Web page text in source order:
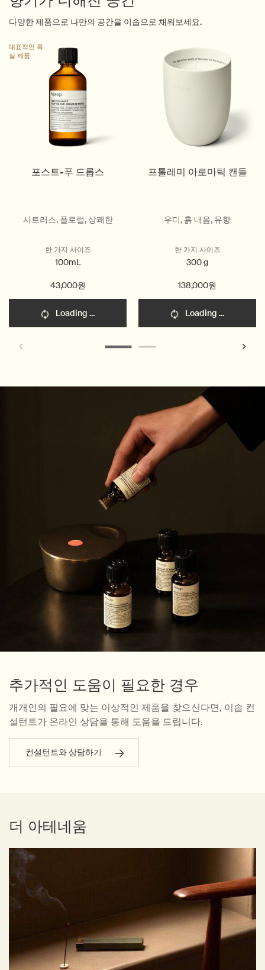
다양한 제품으로 나만의 공간을 이솝으로 채워보세요.
대표적인 욕
실 제품
포스트-푸 드롭스
시트러스, 플로럴, 상쾌한
한 가지 사이즈
100mL
43,000원
Loading ...
프톨레미 아로마틱 캔들
우디, 흙 내음, 유향
한 가지 사이즈
300 g
138,000원
Loading ...
추가적인 도움이 필요한 경우
개개인의 필요에 맞는 이상적인 제품을 찾으신다면, 이솝 컨
설턴트가 온라인 상담을 통해 도움을 드립니다.
컨설턴트와 상담하기
더 아테네움